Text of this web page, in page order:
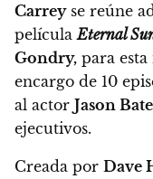
Carreyse reúne
películaEternal
Gondry, para
encargo de 10
al actor Jason
ejecutivos.
Creada por Dave